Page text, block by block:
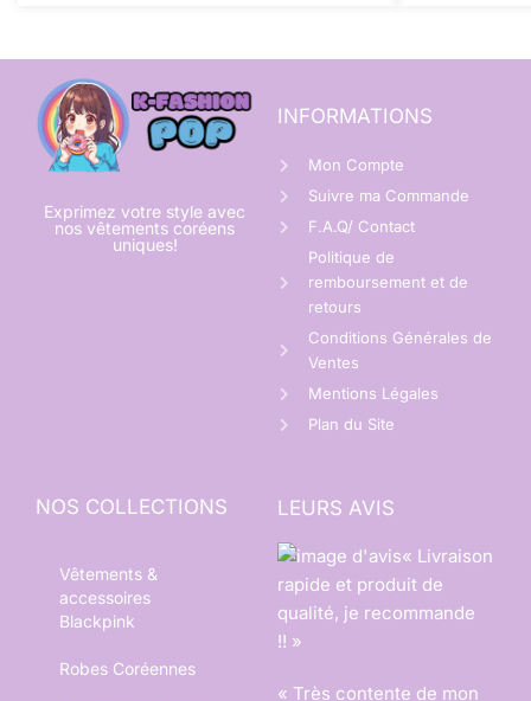
Exprimez votre style avec
nos vêtements coréens
uniques!
INFORMATIONS
Mon Compte
Suivre ma Commande
F.A.Q/ Contact
Politique de
remboursement et de
retours
Conditions Générales de
Ventes
Mentions Légales
Plan du Site
NOS COLLECTIONS
Vêtements &
accessoires
Blackpink
Robes Coréennes
LEURS AVIS
« Livraison
rapide et produit de
qualité, je recommande
!! »
« Très contente de mon